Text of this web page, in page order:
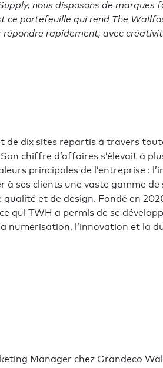
nous disposons de marques
ce portefeuille qui rend The
répondre rapidement, avec
de dix sites répartis à travers
chiffre d’affaires s’élevait à
principales de l’entreprise :
ses clients une vaste gamme
et de design. Fondé en
qui TWH a permis de se
numérisation, l’innovation et la
Manager chez Grandeco